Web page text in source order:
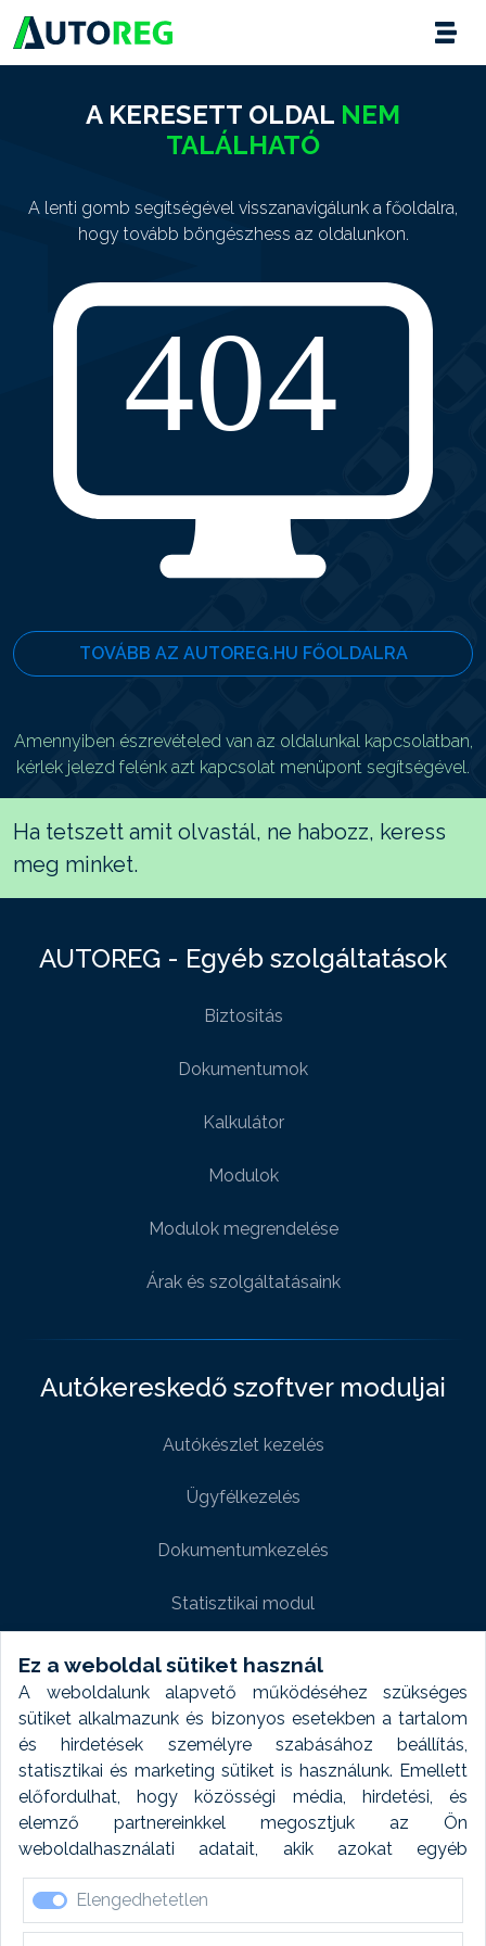
Ez a weboldal sütiket használ
A weboldalunk alapvető működéséhez szükséges
sütiket alkalmazunk és bizonyos esetekben a tartalom
és hirdetések személyre szabásához beállítás,
statisztikai és marketing sütiket is használunk. Emellett
előfordulhat, hogy közösségi média, hirdetési, és
elemző partnereinkkel megosztjuk az Ön
weboldalhasználati adatait, akik azokat egyéb
forrásokból gyűjtött adatokkal kombinálhatják. A sütik
elfogadásával kapcsolatosan naplózást végzünk és
ezen adatokat 6 hónap után automatikusan töröljük. A
Elengedhetetlen
A KERESETT OLDAL NEM
TALÁLHATÓ
A lenti gomb segítségével visszanavigálunk a főoldalra,
hogy tovább böngészhess az oldalunkon.
TOVÁBB AZ AUTOREG.HU FŐOLDALRA
Amennyiben észrevételed van az oldalunkal kapcsolatban,
kérlek jelezd felénk azt kapcsolat menüpont segítségével.
Ha tetszett amit olvastál, ne habozz, keress
meg minket.
AUTOREG - Egyéb szolgáltatások
Biztositás
Dokumentumok
Kalkulátor
Modulok
Modulok megrendelése
Árak és szolgáltatásaink
Autókereskedő szoftver moduljai
Autókészlet kezelés
Ügyfélkezelés
Dokumentumkezelés
Statisztikai modul
Weboldal modul
Fényképtár extra modul
Autómosó modul
Feladatütemezés